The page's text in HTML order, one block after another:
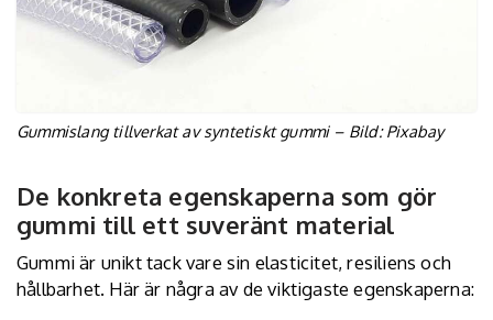
Gummislang tillverkat av syntetiskt gummi – Bild: Pixabay
De konkreta egenskaperna som gör
gummi till ett suveränt material
Gummi är unikt tack vare sin elasticitet, resiliens och
hållbarhet. Här är några av de viktigaste egenskaperna: